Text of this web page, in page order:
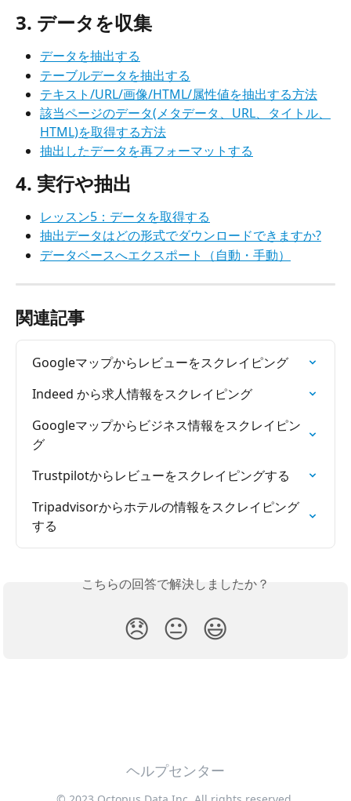
3. データを収集
データを抽出する
テーブルデータを抽出する
テキスト/URL/画像/HTML/属性値を抽出する方法
該当ページのデータ(メタデータ、URL、タイトル、
HTML)を取得する方法
抽出したデータを再フォーマットする
4. 実行や抽出
レッスン5：データを取得する
抽出データはどの形式でダウンロードできますか?
データベースへエクスポート（自動・手動）
関連記事
Googleマップからレビューをスクレイピング
Indeed から求人情報をスクレイピング
Googleマップからビジネス情報をスクレイピン
グ
Trustpilotからレビューをスクレイピングする
Tripadvisorからホテルの情報をスクレイピング
する
こちらの回答で解決しましたか？
😞 😐 😃
ヘルプセンター